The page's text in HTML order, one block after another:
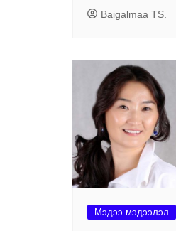
Baigalmaa TS.
Мэдээ мэдээлэл